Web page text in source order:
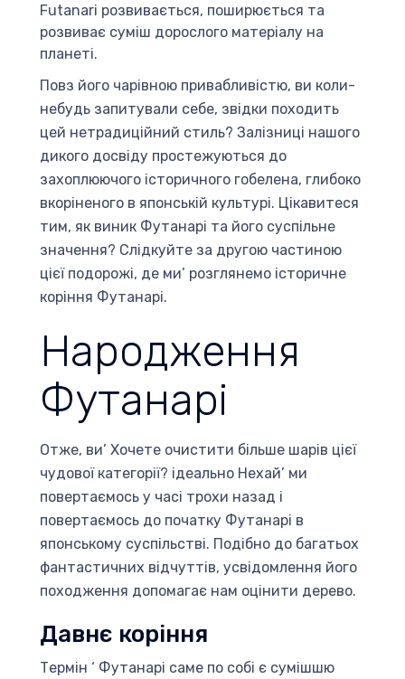
Futanari розвивається, поширюється та
розвиває суміш дорослого матеріалу на
планеті.
Повз його чарівною привабливістю, ви коли-
небудь запитували себе, звідки походить
цей нетрадиційний стиль? Залізниці нашого
дикого досвіду простежуються до
захоплюючого історичного гобелена, глибоко
вкоріненого в японській культурі. Цікавитеся
тим, як виник Футанарі та його суспільне
значення? Слідкуйте за другою частиною
цієї подорожі, де ми’ розглянемо історичне
коріння Футанарі.
Народження
Футанарі
Отже, ви’ Хочете очистити більше шарів цієї
чудової категорії? ідеально Нехай’ ми
повертаємось у часі трохи назад і
повертаємось до початку Футанарі в
японському суспільстві. Подібно до багатьох
фантастичних відчуттів, усвідомлення його
походження допомагає нам оцінити дерево.
Давнє коріння
Термін ‘ Футанарі саме по собі є сумішшю